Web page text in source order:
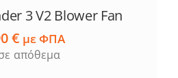
3 V2 Blower Fan
€ με ΦΠΑ
απόθεμα